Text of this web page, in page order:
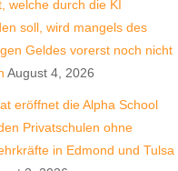
welche durch die KI
soll, wird mangels des
Geldes vorerst noch nicht
August 4, 2026
eröffnet die Alpha School
Privatschulen ohne
in Edmond und Tulsa